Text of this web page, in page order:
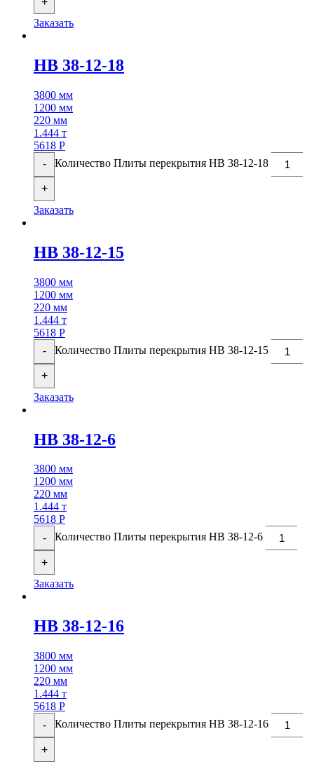
Заказать
НВ 38-12-18
3800 мм
1200 мм
220 мм
1.444 т
5618 Р
-
Количество Плиты перекрытия НВ 38-12-18
+
Заказать
НВ 38-12-15
3800 мм
1200 мм
220 мм
1.444 т
5618 Р
-
Количество Плиты перекрытия НВ 38-12-15
+
Заказать
НВ 38-12-6
3800 мм
1200 мм
220 мм
1.444 т
5618 Р
-
Количество Плиты перекрытия НВ 38-12-6
+
Заказать
НВ 38-12-16
3800 мм
1200 мм
220 мм
1.444 т
5618 Р
-
Количество Плиты перекрытия НВ 38-12-16
+